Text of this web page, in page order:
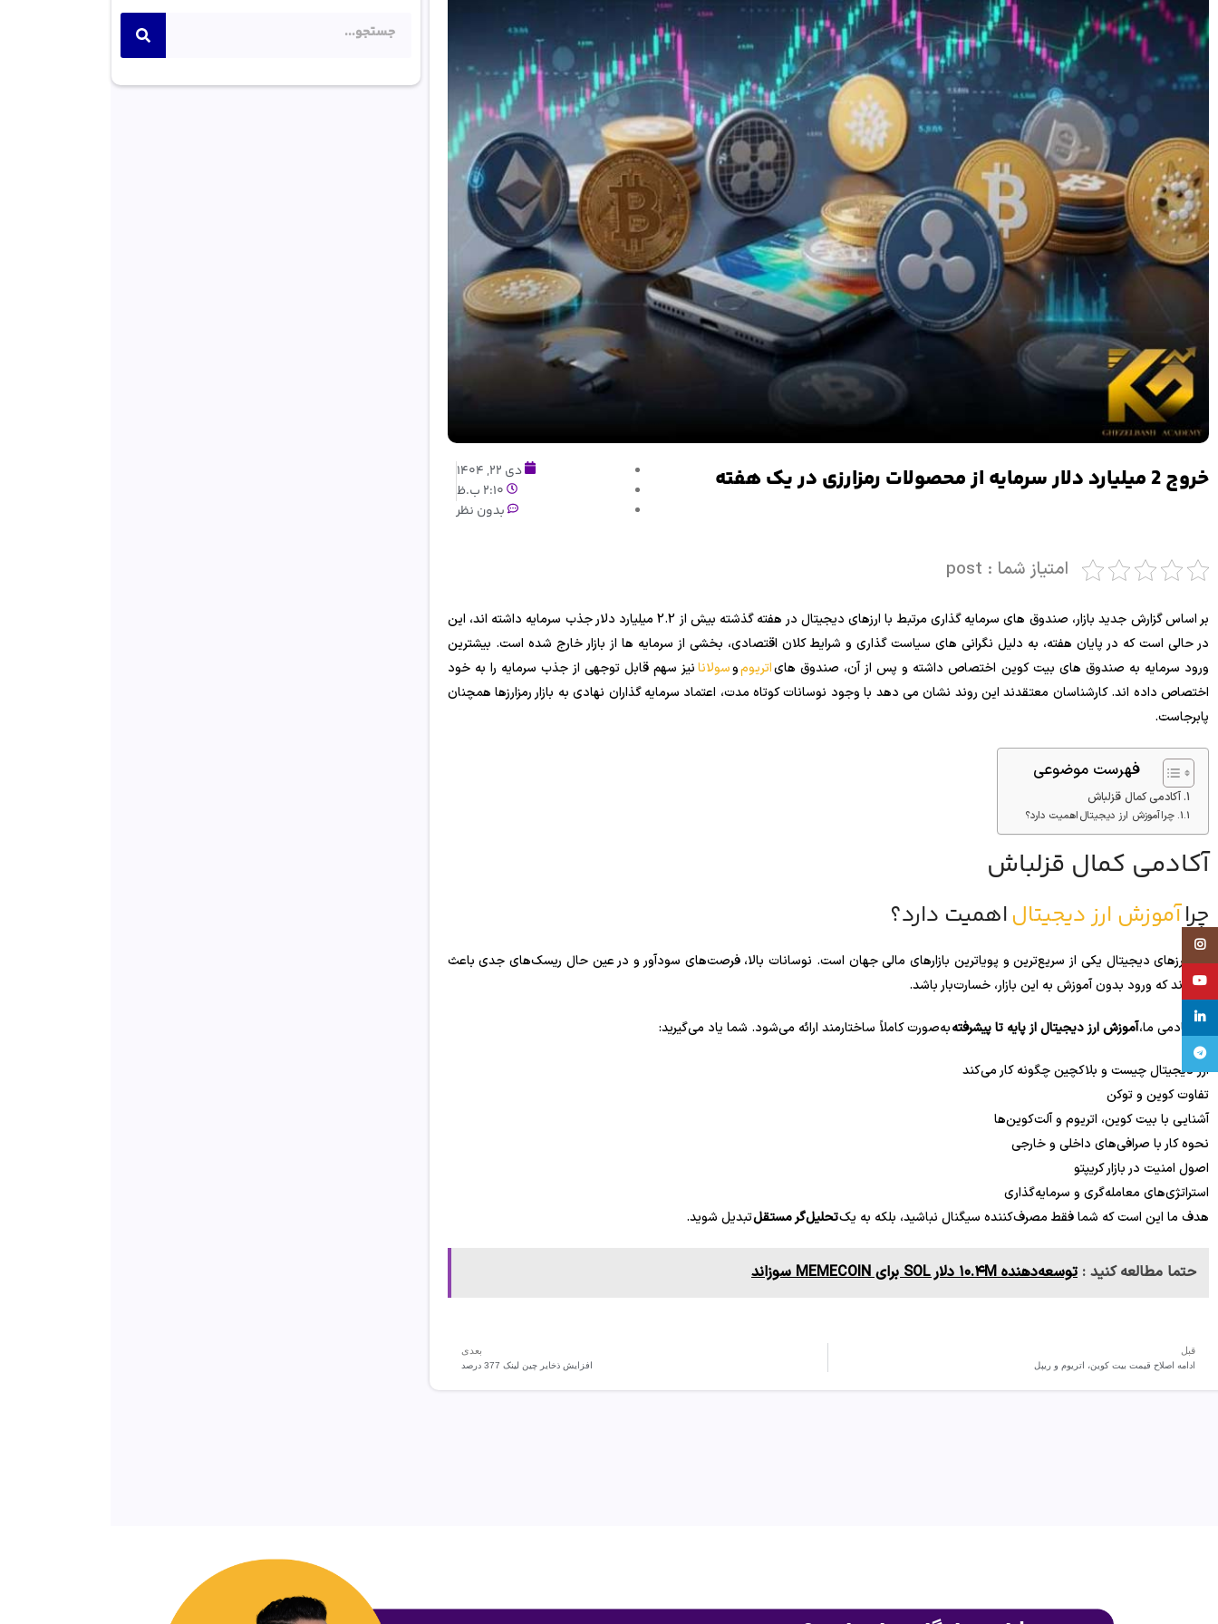
خروج 2 میلیارد دلار سرمایه از محصولات رمزارزی در یک هفته
دی 22, 1404
2:10 ب.ظ
بدون نظر
امتیاز شما : post
بر اساس گزارش جدید بازار، صندوق های سرمایه گذاری مرتبط با ارزهای دیجیتال در هفته گذشته بیش از 2.2 میلیارد دلار جذب سرمایه داشته اند، این
در حالی است که در پایان هفته، به دلیل نگرانی های سیاست گذاری و شرایط کلان اقتصادی، بخشی از سرمایه ها از بازار خارج شده است. بیشترین
ورود سرمایه به صندوق های بیت کوین اختصاص داشته و پس از آن، صندوق هایاتریوموسولانانیز سهم قابل توجهی از جذب سرمایه را به خود
اختصاص داده اند. کارشناسان معتقدند این روند نشان می دهد با وجود نوسانات کوتاه مدت، اعتماد سرمایه گذاران نهادی به بازار رمزارزها همچنان
پابرجاست.
فهرست موضوعی
آکادمی کمال قزلباش
چرا آموزش ارز دیجیتال اهمیت دارد؟
آکادمی کمال قزلباش
چراآموزش ارز دیجیتالاهمیت دارد؟
بازار ارزهای دیجیتال یکی از سریع‌ترین و پویاترین بازارهای مالی جهان است. نوسانات بالا، فرصت‌های سودآور و در عین حال ریسک‌های جدی باعث
شده‌اند که ورود بدون آموزش به این بازار، خسارت‌بار باشد.
در آکادمی ما،آموزش ارز دیجیتال از پایه تا پیشرفتهبه‌صورت کاملاً ساختارمند ارائه می‌شود. شما یاد می‌گیرید:
ارز دیجیتال چیست و بلاکچین چگونه کار می‌کند
تفاوت کوین و توکن
آشنایی با بیت کوین، اتریوم و آلت‌کوین‌ها
نحوه کار با صرافی‌های داخلی و خارجی
اصول امنیت در بازار کریپتو
استراتژی‌های معامله‌گری و سرمایه‌گذاری
هدف ما این است که شما فقط مصرف‌کننده سیگنال نباشید، بلکه به یکتحلیل‌گر مستقلتبدیل شوید.
حتما مطالعه کنید : توسعه‌دهنده ۱۰.۴M دلار SOL برای MEMECOIN سوزاند
قبل
ادامه اصلاح قیمت بیت کوین، اتریوم و ریپل
بعدی
افزایش ذخایر چین ‌لینک 377 درصد
YouTube
linkedin